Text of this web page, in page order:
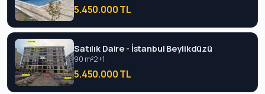
5.450.000 TL
Satılık Daire - İstanbul Beylikdüzü
90 m²2+1
5.450.000 TL